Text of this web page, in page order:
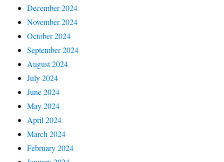
December 2024
November 2024
October 2024
September 2024
August 2024
July 2024
June 2024
May 2024
April 2024
March 2024
February 2024